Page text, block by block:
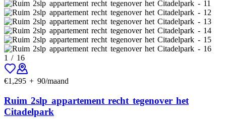
1 / 16
€1,295 + 90/maand
Ruim 2slp appartement recht tegenover het
Citadelpark